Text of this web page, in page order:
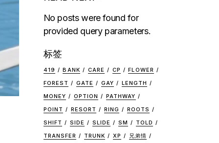
No posts were found for
provided query parameters.
标签
419 BANK CARE CP
FLOWER
FOREST
GATE GAY
LENGTH
MONEY
OPTION
PATHWAY
POINT
RESORT RING
ROOTS
SHIFT
SIDE SLIDE SM
TOLD
TRANSFER
TRUNK XP
兄弟情